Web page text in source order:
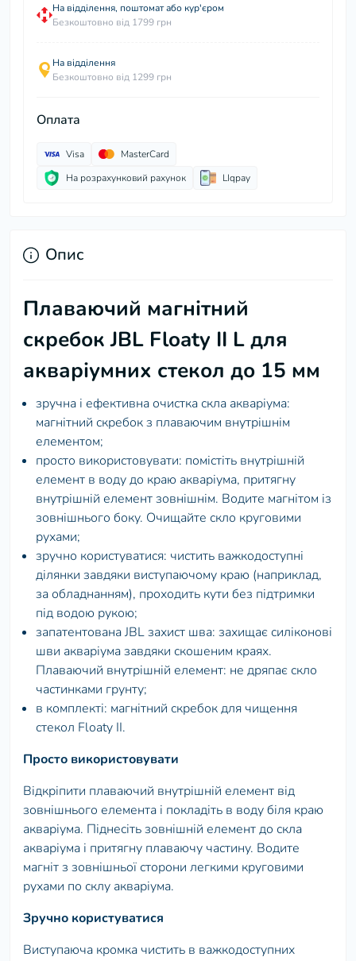
На відділення, поштомат або кур'єром
Безкоштовно від 1799 грн
На відділення
Безкоштовно від 1299 грн
Оплата
Visa
MasterCard
На розрахунковий рахунок
LIqpay
Опис
Плаваючий магнітний
скребок JBL Floaty II L для
акваріумних стекол до 15 мм
зручна і ефективна очистка скла акваріума:
магнітний скребок з плаваючим внутрішнім
елементом;
просто використовувати: помістіть внутрішній
елемент в воду до краю акваріума, притягну
внутрішній елемент зовнішнім. Водите магнітом із
зовнішнього боку. Очищайте скло круговими
рухами;
зручно користуватися: чистить важкодоступні
ділянки завдяки виступаючому краю (наприклад,
за обладнанням), проходить кути без підтримки
під водою рукою;
запатентована JBL захист шва: захищає силіконові
шви акваріума завдяки скошеним краях.
Плаваючий внутрішній елемент: не дряпає скло
частинками грунту;
в комплекті: магнітний скребок для чищення
стекол Floaty II.
Просто використовувати
Відкріпити плаваючий внутрішній елемент від
зовнішнього елемента і покладіть в воду біля краю
акваріума. Піднесіть зовнішній елемент до скла
акваріума і притягну плаваючу частину. Водите
магніт з зовнішньої сторони легкими круговими
рухами по склу акваріума.
Зручно користуватися
Виступаюча кромка чистить в важкодоступних